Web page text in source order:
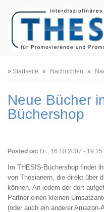
Pfadnavigation
Startseite Nachrichten
Neue Bücher
Büchershop
Posted on: Di., 16.10.2007 - 19:25
Im THESIS-Büchershop findet
von Thesianern, die direkt über
können. An jedem der dort
Partner einen kleinen
(oder auch ein anderer